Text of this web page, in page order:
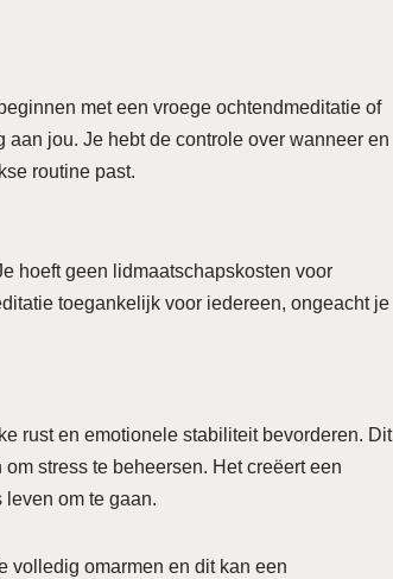
met een vroege ochtendmeditatie of
jou. Je hebt de controle over wanneer en
routine past.
hoeft geen lidmaatschapskosten voor
toegankelijk voor iedereen, ongeacht je
rust en emotionele stabiliteit bevorderen. Dit
stress te beheersen. Het creëert een
om te gaan.
volledig omarmen en dit kan een